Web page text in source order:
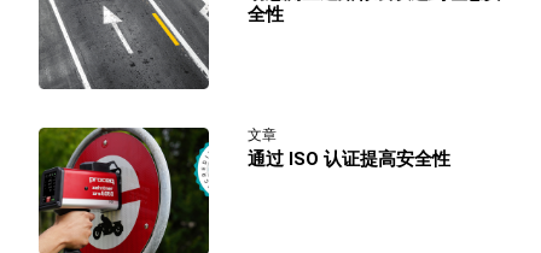
全性
文章
通过 ISO 认证提高安全性